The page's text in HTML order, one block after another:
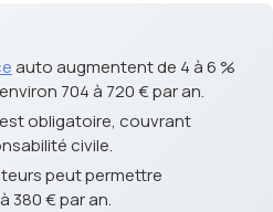
auto augmentent de 4 à 6 %
704 à 720 € par an.
obligatoire, couvrant
civile.
peut permettre
380 € par an.